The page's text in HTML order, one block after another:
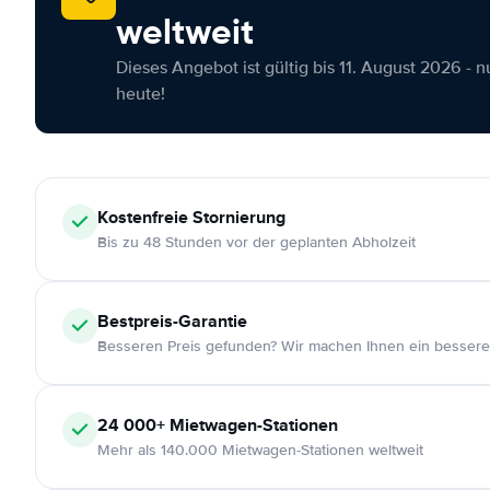
weltweit
Dieses Angebot ist gültig bis 11. August 2026 -
heute!
KostenfreieStornierung
Bis zu 48 Stunden vor der geplanten Abholzeit
Bestpreis-Garantie
Besseren Preis gefunden? Wir machen Ihnen ein
24 000+ Mietwagen-Stationen
Mehr als 140.000 Mietwagen-Stationen weltweit